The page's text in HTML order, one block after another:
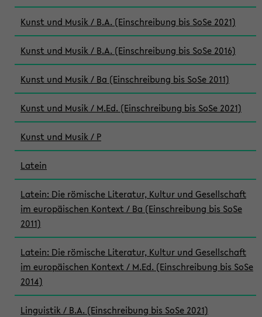
Kunst und Musik / B.A. (Einschreibung bis SoSe 2021)
Kunst und Musik / B.A. (Einschreibung bis SoSe 2016)
Kunst und Musik / Ba (Einschreibung bis SoSe 2011)
Kunst und Musik / M.Ed. (Einschreibung bis SoSe 2021)
Kunst und Musik / P
Latein
Latein: Die römische Literatur, Kultur und Gesellschaft
im europäischen Kontext / Ba (Einschreibung bis SoSe
2011)
Latein: Die römische Literatur, Kultur und Gesellschaft
im europäischen Kontext / M.Ed. (Einschreibung bis SoSe
2014)
Linguistik / B.A. (Einschreibung bis SoSe 2021)